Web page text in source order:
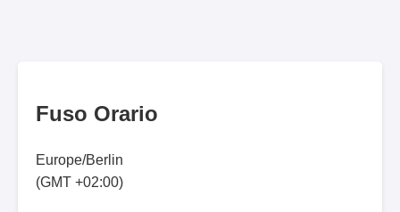
Fuso Orario
Europe/Berlin
(GMT +02:00)